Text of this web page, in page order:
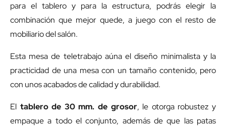
para el tablero y para la estructura, podrás elegir la
combinación que mejor quede, a juego con el resto de
mobiliario del salón.
Esta mesa de teletrabajo aúna el diseño minimalista y la
practicidad de una mesa con un tamaño contenido, pero
con unos acabados de calidad y durabilidad.
El tablero de 30 mm. de grosor, le otorga robustez y
empaque a todo el conjunto, además de que las patas